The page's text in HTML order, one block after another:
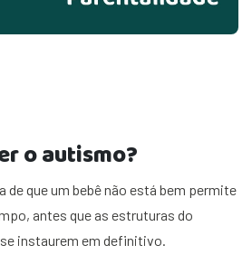
o autismo?
de que um bebê não está bem permite
antes que as estruturas do
instaurem em definitivo.